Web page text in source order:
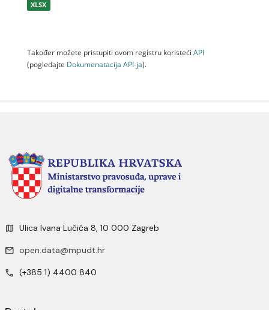
XLSX
Također možete pristupiti ovom registru koristeći API
(pogledajte Dokumenаtаcijа API-jа).